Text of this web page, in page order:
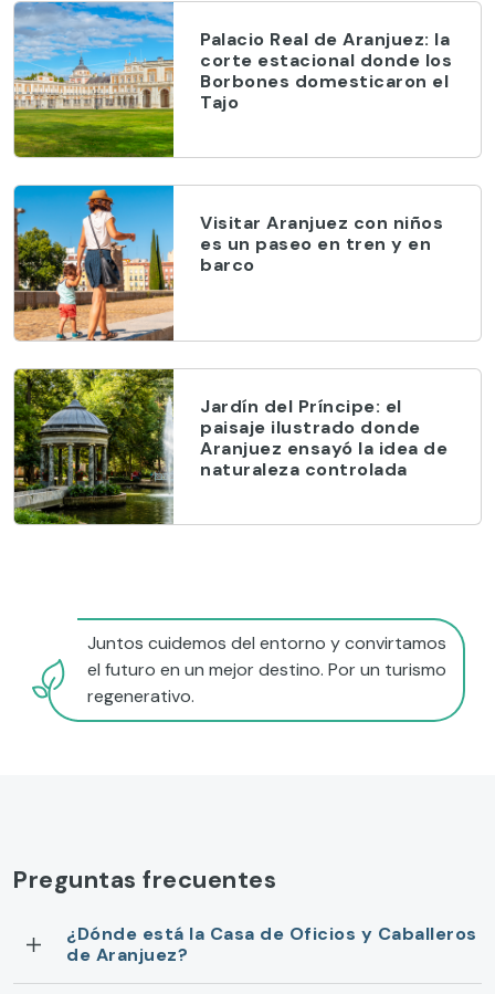
Palacio Real de Aranjuez: la
corte estacional donde los
Borbones domesticaron el
Tajo
Visitar Aranjuez con niños
es un paseo en tren y en
barco
Jardín del Príncipe: el
paisaje ilustrado donde
Aranjuez ensayó la idea de
naturaleza controlada
Juntos cuidemos del entorno y convirtamos
el futuro en un mejor destino. Por un turismo
regenerativo.
Preguntas frecuentes
¿Dónde está la Casa de Oficios y Caballeros
de Aranjuez?